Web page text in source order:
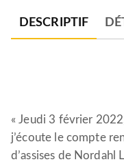
DESCRIPTIF
« Jeudi 3 février
j’écoute le compte
d’assises de Nordahl